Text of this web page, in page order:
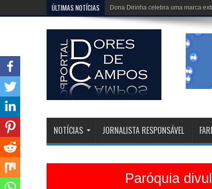
ÚLTIMAS NOTÍCIAS Igreja Matriz está belíssima e
NOTÍCIAS JORNALISTA RESPONSÁVEL
Paróquia